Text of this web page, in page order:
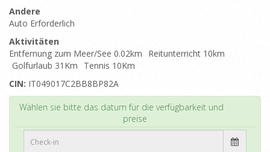
Andere
Auto Erforderlich
Aktivitäten
Entfernung zum Meer/See 0.02km
Reitunterricht 10km
Golfurlaub 31Km
Tennis 10Km
CIN: IT049017C2BB8BP82A
Wählen sie bitte das datum für die verfügbarkeit und
preise